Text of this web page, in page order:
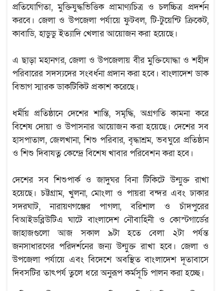
প্রতিযোগিতা, মুক্তিযুদ্ধভিত্তিক প্রামাণ্যচিত্র ও চলচ্চিত্র প্রদর্শন
করবে। জেলা ও উপজেলা পর্যায়ে ফুটবল, টি-টুয়েন্টি ক্রিকেট,
কাবাডি, হাডুডু ইত্যাদি খেলার আয়োজন করা হয়েছে।
এ ছাড়া মহানগর, জেলা ও উপজেলায় বীর মুক্তিযোদ্ধা ও শহীদ
পরিবারের সদস্যদের সংবর্ধনা প্রদান করা হবে। বাংলাদেশ ডাক
বিভাগ স্মারক ডাকটিকিট প্রকাশ করেছে।
ধর্মীয় প্রতিষ্ঠানে দেশের শান্তি, সমৃদ্ধি, অগ্রগতি কামনা করে
বিশেষ দোয়া ও উপাসনার আয়োজন করা হয়েছে। দেশের সব
হাসপাতাল, জেলখানা, শিশু পরিবার, বৃদ্ধাশ্রম, ভবঘুরে প্রতিষ্ঠান
ও শিশু দিবাযত্ন কেন্দ্রে বিশেষ খাবার পরিবেশন করা হবে।
দেশের সব শিশুপার্ক ও জাদুঘর বিনা টিকিটে উন্মুক্ত রাখা
হয়েছে। চট্টগ্রাম, খুলনা, মোংলা ও পায়রা বন্দর এবং ঢাকার
সদরঘাট, নারায়ণগঞ্জের পাগলা, বরিশাল ও চাঁদপুরের
বিআইডব্লিউটিএ ঘাটে বাংলাদেশ নৌবাহিনী ও কোস্টগার্ডের
জাহাজগুলো আজ সকাল ৯টা হতে বেলা ২টা পর্যন্ত
জনসাধারণের পরিদর্শনের জন্য উন্মুক্ত রাখা হবে। জেলা ও
উপজেলা পর্যায়ে এবং বিদেশে অবস্থিত বাংলাদেশ দূতাবাসে
দিবসটির তাৎপর্য তুলে ধরে অনুরূপ কর্মসূচি পালন করা হচ্ছে।